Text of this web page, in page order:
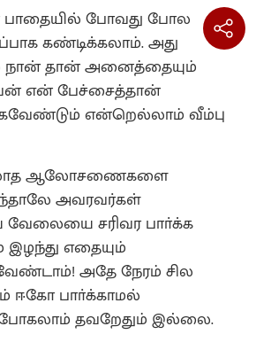
போவது போல
கண்டிக்கலாம். அது
தான் அனைத்தையும்
என் பேச்சைத்தான்
என்றெல்லாம் வீம்பு
ஆலோசணைகளை
அவரவர்கள்
சரிவர பாா்க்க
இழந்து எதையும்
வேண்டாம்! அதே நேரம் சில
ஈகோ பாா்க்காமல்
போகலாம் தவறேதும் இல்லை.